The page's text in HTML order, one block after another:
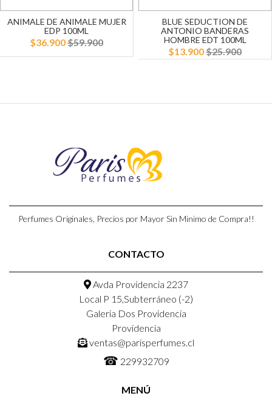
ANIMALE DE ANIMALE MUJER
EDP 100ML
$36.900$59.900
BLUE SEDUCTION DE
ANTONIO BANDERAS
HOMBRE EDT 100ML
$13.900$25.900
Perfumes Originales, Precios por Mayor Sin Minimo de Compra!!
CONTACTO
Avda Providencia 2237
Local P 15,Subterráneo (-2)
Galeria Dos Providencia
Providencia
ventas@parisperfumes.cl
☎ 229932709
MENÚ